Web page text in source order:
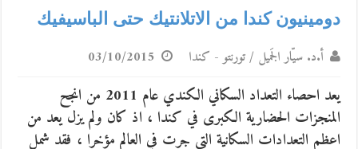
دومينيون كندا من الاتلانتيك حتى الباسيفيك
أ.د. سيّار الجَميل / تورنتو - كندا 03/10/2015
يعد احصاء التعداد السكاني الكندي عام 2011 من انجح
المنجزات الحضارية الكبرى في كندا ، اذ كان ولم يزل يعد من
اعظم التعدادات السكانية التي جرت في العالم مؤخرا ، فقد شمل